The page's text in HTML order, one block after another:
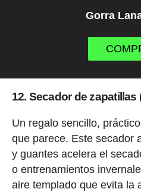
Gorra
12. Secador de zapatillas
Un regalo sencillo,
que parece. Este secador
y guantes acelera el
o entrenamientos
aire templado que evita la